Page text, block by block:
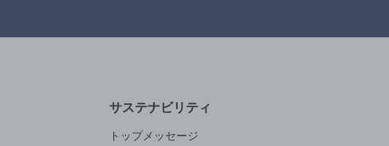
サステナビリティ
トップメッセージ